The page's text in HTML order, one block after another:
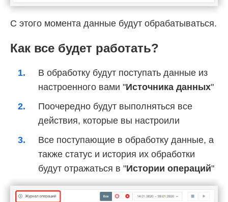
С этого момента данные будут обрабатываться.
Как все будет работать?
В обработку будут поступать данные из
настроенного вами "Источника данных"
Поочередно будут выполняться все
действия, которые вы настроили
Все поступающие в обработку данные, а
также статус и история их обработки
будут отражаться в "Истории операций"